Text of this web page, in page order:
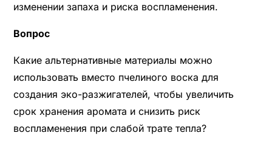
изменении запаха и риска воспламенения.
Вопрос
Какие альтернативные материалы можно
использовать вместо пчелиного воска для
создания эко-разжигателей, чтобы увеличить
срок хранения аромата и снизить риск
воспламенения при слабой трате тепла?